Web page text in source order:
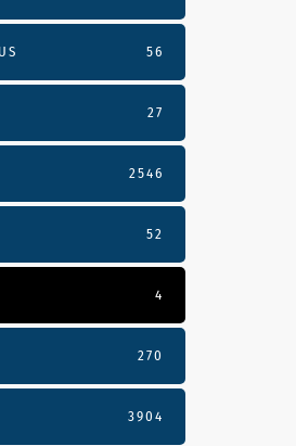
56
27
2546
52
4
270
3904